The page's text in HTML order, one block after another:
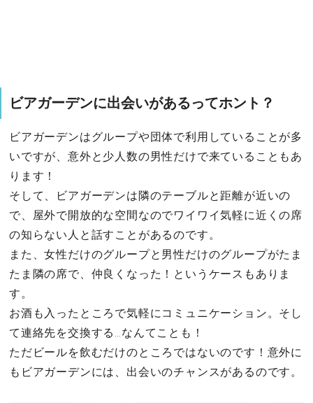
ビアガーデンに出会いがあるってホント？
ビアガーデンはグループや団体で利用していることが多
いですが、意外と少人数の男性だけで来ていることもあ
ります！
そして、ビアガーデンは隣のテーブルと距離が近いの
で、屋外で開放的な空間なのでワイワイ気軽に近くの席
の知らない人と話すことがあるのです。
また、女性だけのグループと男性だけのグループがたま
たま隣の席で、仲良くなった！というケースもありま
す。
お酒も入ったところで気軽にコミュニケーション。そし
て連絡先を交換する…なんてことも！
ただビールを飲むだけのところではないのです！意外に
もビアガーデンには、出会いのチャンスがあるのです。